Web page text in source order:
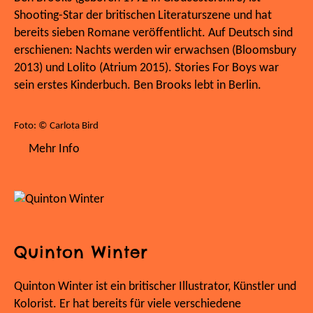
Shooting-Star der britischen Literaturszene und hat
bereits sieben Romane veröffentlicht. Auf Deutsch sind
erschienen: Nachts werden wir erwachsen (Bloomsbury
2013) und Lolito (Atrium 2015). Stories For Boys war
sein erstes Kinderbuch. Ben Brooks lebt in Berlin.
Foto: © Carlota Bird
Mehr Info
Quinton Winter
Quinton Winter ist ein britischer Illustrator, Künstler und
Kolorist. Er hat bereits für viele verschiedene